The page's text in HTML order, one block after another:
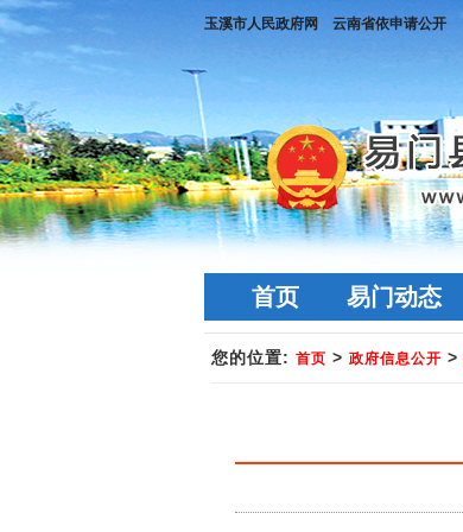
玉溪市人民政府网 云南省依申请公开
首页 易门动态
您的位置: 首页 > 政府信息公开 >